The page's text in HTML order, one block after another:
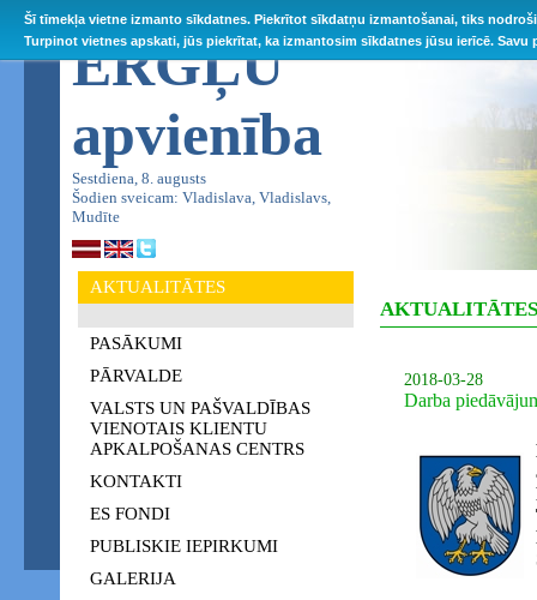
Šī tīmekļa vietne izmanto sīkdatnes. Piekrītot sīkdatņu izmantošanai, tiks
Turpinot vietnes apskati, jūs piekrītat, ka izmantosim sīkdatnes jūsu ierīcē.
ĒRGĻU
apvienība
Sestdiena, 8. augusts
Šodien sveicam: Vladislava, Vladislavs,
Mudīte
AKTUALITĀTES
PASĀKUMI
PĀRVALDE
VALSTS UN PAŠVALDĪBAS
VIENOTAIS KLIENTU
APKALPOŠANAS CENTRS
KONTAKTI
ES FONDI
PUBLISKIE IEPIRKUMI
GALERIJA
AKTUALITĀTES
2018-03-28
Darba